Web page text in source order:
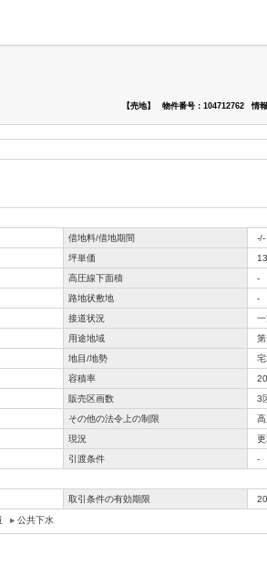
【売地】 物件番号：104712762 情
借地料/借地期間
-/-
坪単価
高圧線下面積
-
路地状敷地
-
接道状況
用途地域
地目/地勢
容積率
販売区画数
3
その他の法令上の制限
現況
引渡条件
-
取引条件の有効期限
公共下水